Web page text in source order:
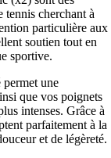
tennis cherchant à
particulière aux
soutien tout en
sportive.
une
que vos poignets
intenses. Grâce à
parfaitement à la
et de légèreté.